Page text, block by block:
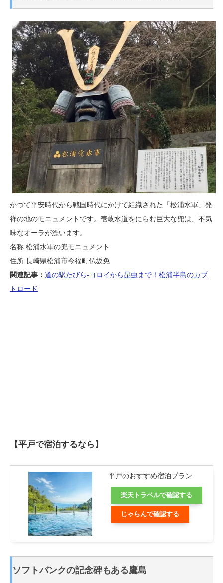
かつて平安時代から戦国時代にかけて組織された「松浦水軍」発
祥の地のモニュメントです。壱岐水道をにらむ巨大な兜は、不気
味なオーラが漂います。
名称:松浦水軍の兜モニュメント
住所:長崎県松浦市今福町仏坂免
関連記事： 道の駅たびら-ヨロイから昆虫まで！松浦半島のカブ
トロード
【平戸で宿泊するなら】
平戸のおすすめ宿泊プラン
楽天トラベルで確認する
じゃらんで確認する
ソフトバンクの記念碑もある鷹島